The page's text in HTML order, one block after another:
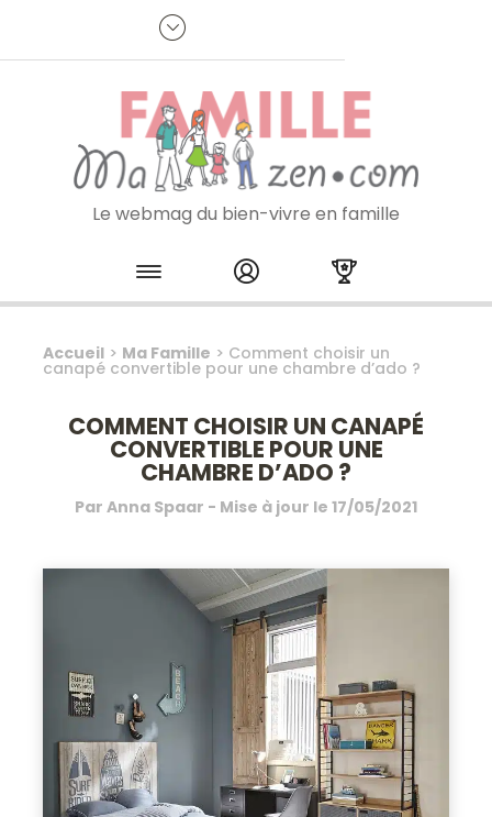
Je m'inscris à la newsletter
Le webmag du bien-vivre en famille
Skip to content
Accueil > Ma Famille > Comment choisir un
canapé convertible pour une chambre d’ado ?
COMMENT CHOISIR UN CANAPÉ
CONVERTIBLE POUR UNE
CHAMBRE D’ADO ?
Par Anna Spaar - Mise à jour le 17/05/2021
Panneau de gestion des cookies